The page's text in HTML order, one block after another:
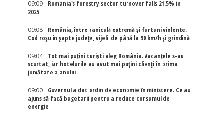
09:09
Romania's forestry sector turnover falls 21.5% in
2025
09:08
România, între caniculă extremă și furtuni violente.
Cod roșu în șapte județe, vijelii de până la 90 km/h și grindină
09:04
Tot mai puțini turiști aleg România. Vacanțele s-au
scurtat, iar hotelurile au avut mai puțini clienți în prima
jumătate a anului
09:00
Guvernul a dat ordin de economie în ministere. Ce au
ajuns să facă bugetarii pentru a reduce consumul de
energie